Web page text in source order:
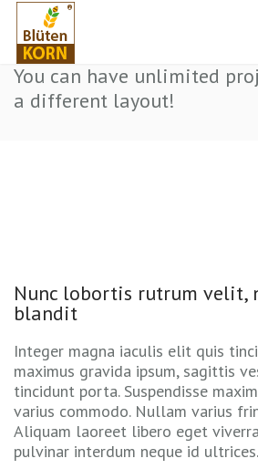
PROJECT STYLE ONE
You can have unlimited
a different layout!
Nunc lobortis rutrum velit,
blandit
Integer magna iaculis elit quis
maximus gravida ipsum, sagittis
tincidunt porta. Suspendisse
varius commodo. Nullam varius
Aliquam laoreet libero eget
pulvinar interdum neque id ultrices.